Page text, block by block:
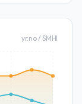
yr.no / SMHI